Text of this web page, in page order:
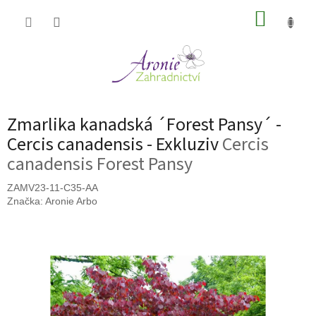
Zmarlika kanadská ´Forest Pansy´ -
Cercis canadensis - ExkluzivCercis
canadensis Forest Pansy
ZAMV23-11-C35-AA
Značka: Aronie Arbo